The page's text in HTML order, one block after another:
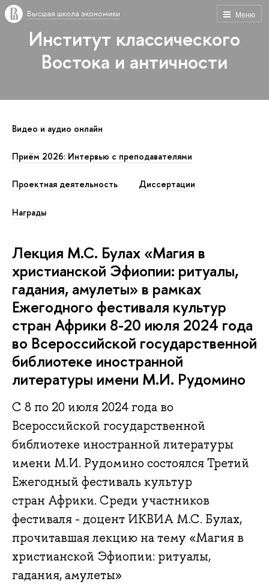
Меню
Высшая школа экономики
Институт классического
Востока и античности
Видео и аудио онлайн
Приём 2026: Интервью с преподавателями
Проектная деятельность Диссертации
Награды
Лекция М.С. Булах «Магия в
христианской Эфиопии: ритуалы,
гадания, амулеты» в рамках
Ежегодного фестиваля культур
стран Африки 8-20 июля 2024 года
во Всероссийской государственной
библиотеке иностранной
литературы имени М.И. Рудомино
С 8 по 20 июля 2024 года во
Всероссийской государственной
библиотеке иностранной литературы
имени М.И. Рудомино состоялся Третий
Ежегодный фестиваль культур
стран Африки. Среди участников
фестиваля - доцент ИКВИА М.С. Булах,
прочитавшая лекцию на тему «Магия в
христианской Эфиопии: ритуалы,
гадания, амулеты»